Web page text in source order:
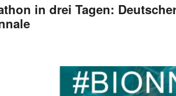
in drei Tagen: